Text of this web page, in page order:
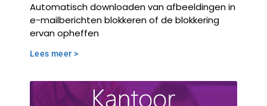
Automatisch downloaden van afbeeldingen in
e-mailberichten blokkeren of de blokkering
ervan opheffen
Lees meer >